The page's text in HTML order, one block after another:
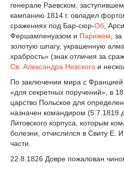
генерале Раевском,
кампанию 1814 г. овладел
сражениях под Бар-сюр-Об,
Фершампенуазом и Парижем, за
золотую шпагу, украшенную
храбрость» (знак отличия за
Св. Александра Невского и
По заключении мира с Францией
«для секретных поручений», в
царство Польское для
назначен командиром (5.7.1819
Литовского корпуса, которым
болезни, отчислился в Свиту Е.
части.
22.8.1826 Довре пожалован